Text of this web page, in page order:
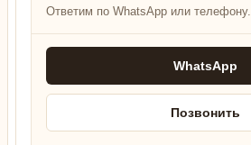
Ответим по WhatsApp или телефону.
WhatsApp
Позвонить